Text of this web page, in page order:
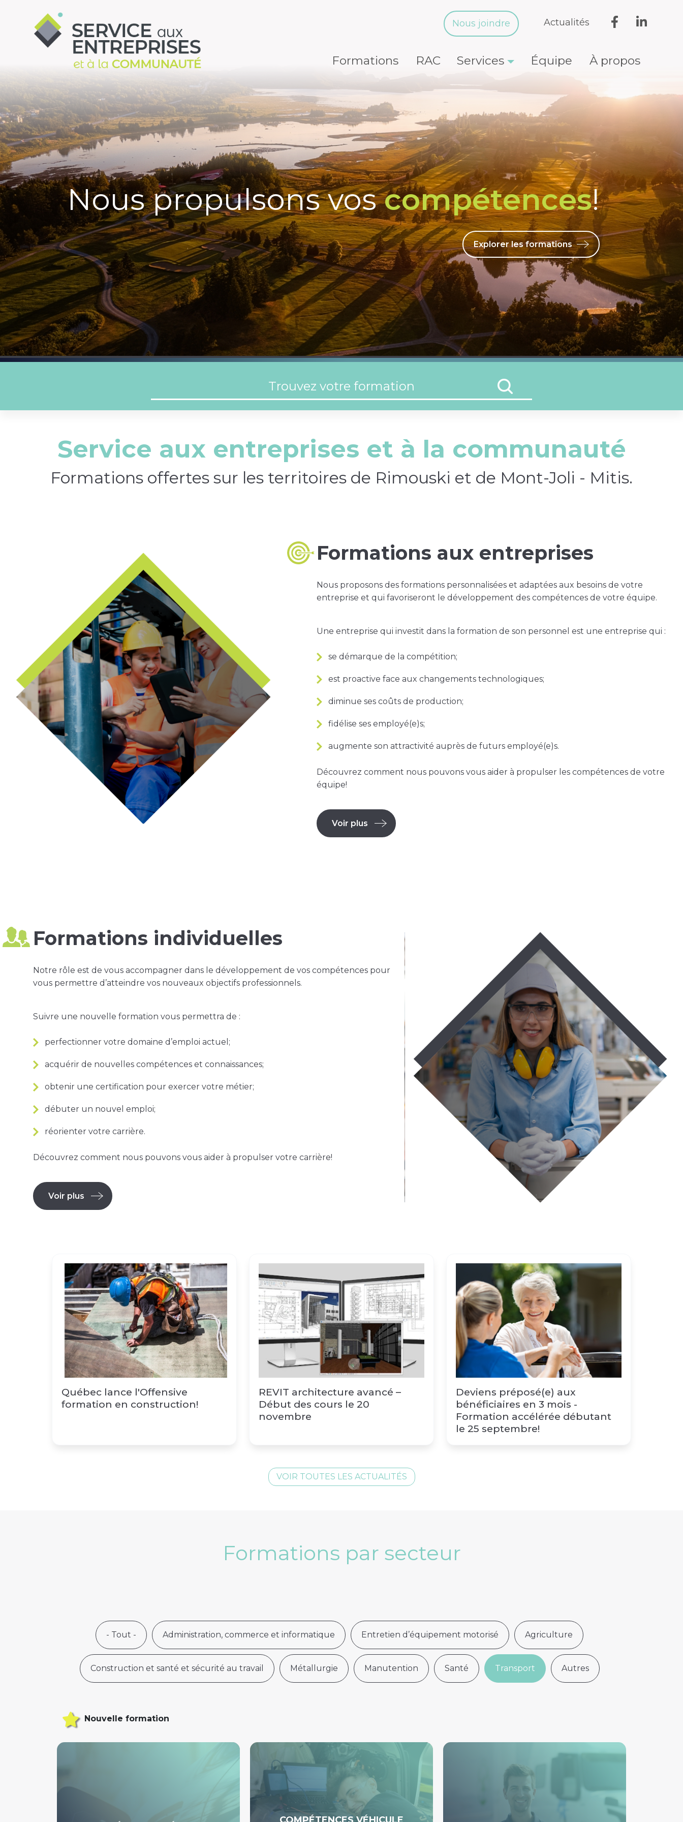
Nous joindre Actualités
Formations RAC Services Équipe À propos
Nous propulsons voscompétences!
Explorer les formations
Service aux entreprises et à la communauté
Formations offertes sur les territoires de Rimouski et de Mont-Joli - Mitis.
Formations aux entreprises
Nous proposons des formations personnalisées et adaptées aux besoins de votre
entreprise et qui favoriseront le développement des compétences de votre équipe.
Une entreprise qui investit dans la formation de son personnel est une entreprise qui :
se démarque de la compétition;
est proactive face aux changements technologiques;
diminue ses coûts de production;
fidélise ses employé(e)s;
augmente son attractivité auprès de futurs employé(e)s.
Découvrez comment nous pouvons vous aider à propulser les compétences de votre
équipe!
Voir plus
Formations individuelles
Notre rôle est de vous accompagner dans le développement de vos compétences pour
vous permettre d’atteindre vos nouveaux objectifs professionnels.
Suivre une nouvelle formation vous permettra de :
perfectionner votre domaine d’emploi actuel;
acquérir de nouvelles compétences et connaissances;
obtenir une certification pour exercer votre métier;
débuter un nouvel emploi;
réorienter votre carrière.
Découvrez comment nous pouvons vous aider à propulser votre carrière!
Voir plus
Québec lance l'Offensive
formation en construction!
REVIT architecture avancé –
Début des cours le 20
novembre
Deviens préposé(e) aux
bénéficiaires en 3 mois -
Formation accélérée débutant
le 25 septembre!
VOIR TOUTES LES ACTUALITÉS
Formations par secteur
- Tout - Administration, commerce et informatique Entretien d’équipement motorisé Agriculture
Construction et santé et sécurité au travail Métallurgie Manutention Santé Transport Autres
Nouvelle formation